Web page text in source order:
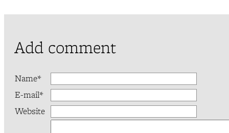
Add comment
Name*
E-mail*
Website